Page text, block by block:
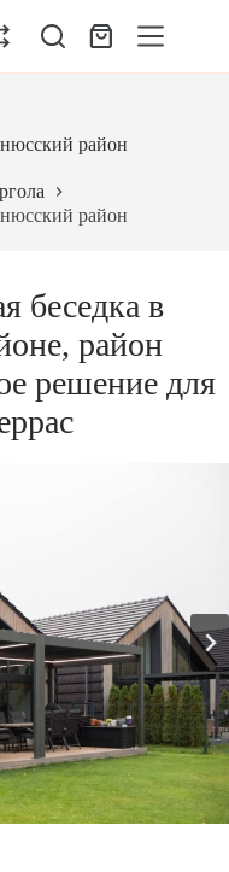
Корзина
район
район
беседка в
район
решение для